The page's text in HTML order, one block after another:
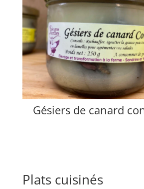
Gésiers de canard
Plats cuisinés